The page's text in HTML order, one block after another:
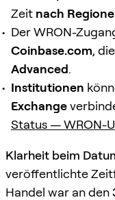
Zeit nach
Der WRON-
Coinbase.com, die
Advanced.
Institutionen
Exchange
Status — WRON-
Klarheit beim
veröffentlichte
Handel war an den